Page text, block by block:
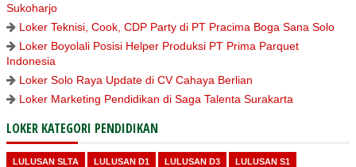
Sukoharjo
Loker Teknisi, Cook, CDP Party di PT Pracima Boga Sana Solo
Loker Boyolali Posisi Helper Produksi PT Prima Parquet
Indonesia
Loker Solo Raya Update di CV Cahaya Berlian
Loker Marketing Pendidikan di Saga Talenta Surakarta
LOKER KATEGORI PENDIDIKAN
LULUSAN SLTA LULUSAN D1 LULUSAN D3 LULUSAN S1